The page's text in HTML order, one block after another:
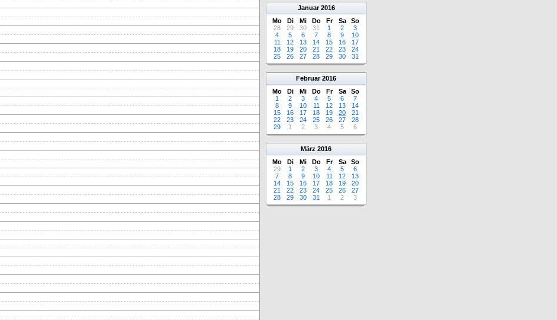
Januar 2016
Mo
Di Mi Do Fr Sa
So
28
29 30 31 1 2
3
4
5 6 7 8 9
10
11
12 13 14 15 16
17
18
19 20 21 22 23
24
25
26 27 28 29 30 31
Februar 2016
Mo
Di Mi Do Fr Sa
So
1
2 3 4 5 6
7
8
9 10 11 12 13
14
15
16 17 18 19 20
21
22
23 24 25 26 27
28
29
1 2 3 4 5 6
März 2016
Mo
Di Mi Do Fr Sa
So
29
1 2 3 4 5
6
7
8 9 10 11 12
13
14
15 16 17 18 19
20
21
22 23 24 25 26
27
28
29 30 31 1 2 3